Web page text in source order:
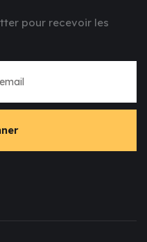
pour recevoir les